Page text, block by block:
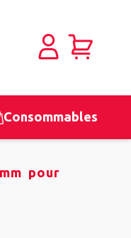
Consommables
pour